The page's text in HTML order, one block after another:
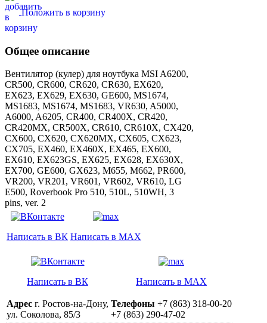
Положить в корзину
Общее описание
Вентилятор (кулер) для ноутбука MSI A6200,
CR500, CR600, CR620, CR630, EX620,
EX623, EX629, EX630, GE600, MS1674,
MS1683, MS1674, MS1683, VR630, A5000,
A6000, A6205, CR400, CR400X, CR420,
CR420MX, CR500X, CR610, CR610X, CX420,
CX600, CX620, CX620MX, CX605, CX623,
CX705, EX460, EX460X, EX465, EX600,
EX610, EX623GS, EX625, EX628, EX630X,
EX700, GE600, GX623, M655, M662, PR600,
VR200, VR201, VR601, VR602, VR610, LG
E500, Roverbook Pro 510, 510L, 510WH, 3
pins, ver. 2
Написать в ВК Написать в MAX
Написать в ВК Написать в MAX
Адрес г. Ростов-на-Дону,
ул. Соколова, 85/3
Телефоны +7 (863) 318-00-20
+7 (863) 290-47-02